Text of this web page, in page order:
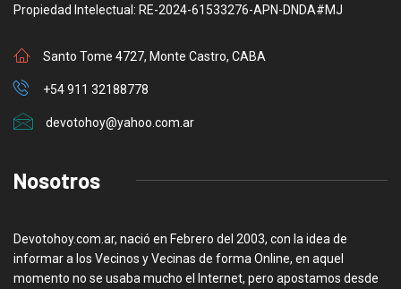
Propiedad Intelectual: RE-2024-61533276-APN-DNDA#MJ
Santo Tome 4727, Monte Castro, CABA
+54 911 32188778
devotohoy@yahoo.com.ar
Nosotros
Devotohoy.com.ar, nació en Febrero del 2003, con la idea de
informar a los Vecinos y Vecinas de forma Online, en aquel
momento no se usaba mucho el Internet, pero apostamos desde